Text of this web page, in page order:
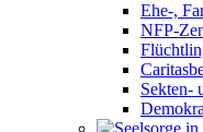
Ehe-,
NFP-
Sekten-